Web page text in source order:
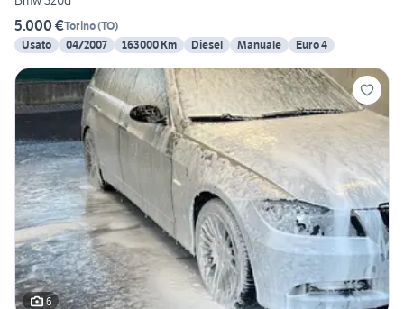
5.000 €Torino(TO)
Usato
04/2007 163000 Km Diesel Manuale Euro 4
6